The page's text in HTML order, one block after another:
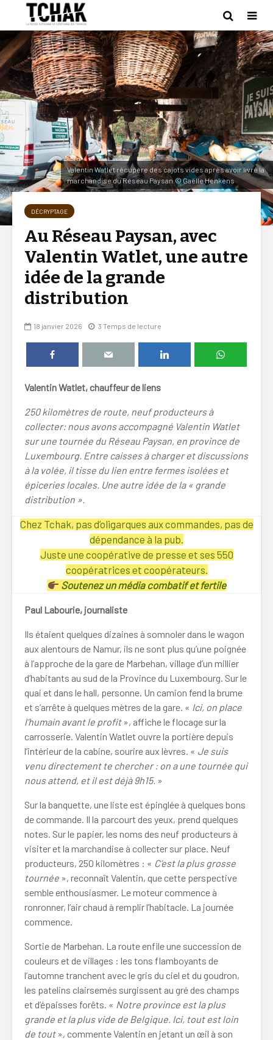
Valentin Watlet récupère des cajots vides après avoir livré la
marchandise du Réseau Paysan.© Gaëlle Henkens
DÉCRYPTAGE
Au Réseau Paysan, avec
Valentin Watlet, une autre
idée de la grande
distribution
18 janvier 2026 3 Temps de lecture
Valentin Watlet, chauffeur de liens
250 kilomètres de route, neuf producteurs à
collecter: nous avons accompagné Valentin Watlet
sur une tournée du Réseau Paysan, en province de
Luxembourg. Entre caisses à charger et discussions
à la volée, il tisse du lien entre fermes isolées et
épiceries locales. Une autre idée de la « grande
distribution ».
Chez Tchak, pas d’oligarques aux commandes, pas de
dépendance à la pub.
Juste une coopérative de presse et ses 550
coopératrices et coopérateurs.
Soutenez un média combatif et fertile
Paul Labourie, journaliste
Ils étaient quelques dizaines à somnoler dans le wagon
aux alentours de Namur, ils ne sont plus qu’une poignée
à l’approche de la gare de Marbehan, village d’un millier
d’habitants au sud de la Province du Luxembourg. Sur le
quai et dans le hall, personne. Un camion fend la brume
et s’arrête à quelques mètres de la gare. « Ici, on place
l’humain avant le profit», affiche le flocage sur la
carrosserie. Valentin Watlet ouvre la portière depuis
l’intérieur de la cabine, sourire aux lèvres. « Je suis
venu directement te chercher : on a une tournée qui
nous attend, et il est déjà 9h15. »
Sur la banquette, une liste est épinglée à quelques bons
de commande. Il la parcourt des yeux, prend quelques
notes. Sur le papier, les noms des neuf producteurs à
visiter et la marchandise à collecter sur place. Neuf
producteurs, 250 kilomètres : « C’est la plus grosse
tournée », reconnaît Valentin, que cette perspective
semble enthousiasmer. Le moteur commence à
ronronner, l’air chaud à remplir l’habitacle. La journée
commence.
Sortie de Marbehan. La route enfile une succession de
couleurs et de villages : les tons flamboyants de
l’automne tranchent avec le gris du ciel et du goudron,
les patelins clairsemés surgissent au gré des champs
et d’épaisses forêts. « Notre province est la plus
grande et la plus vide de Belgique. Ici, tout est loin
de tout», commente Valentin en jetant un œil à son